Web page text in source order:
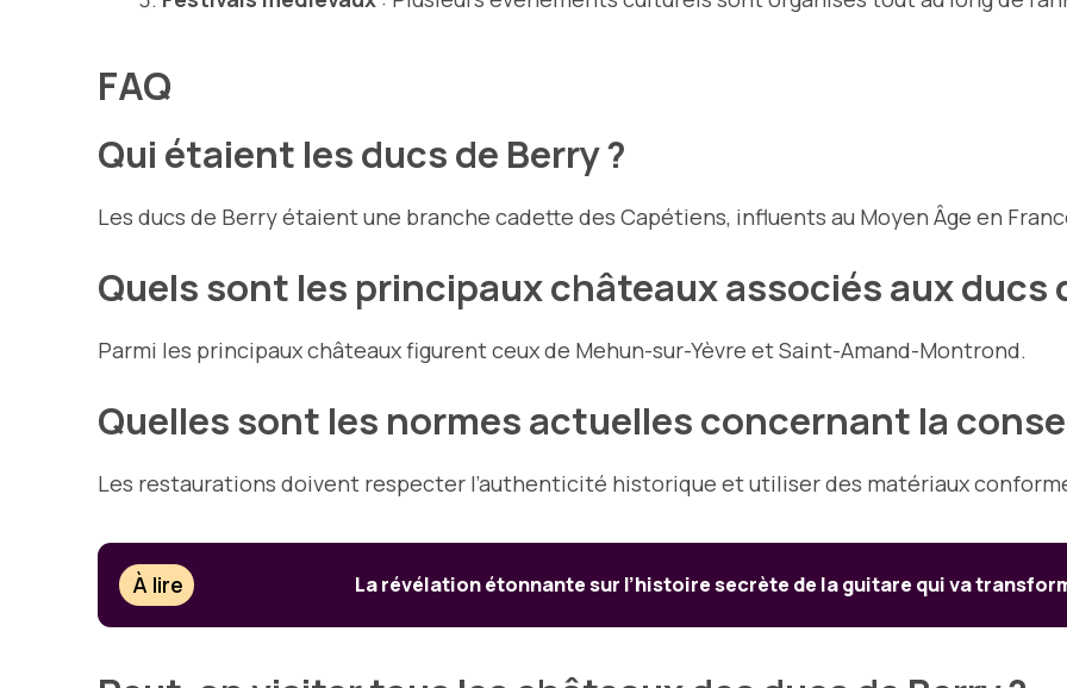
FAQ
Qui étaient les ducs de Berry ?
Les ducs de Berry étaient une branche cadette des Capétiens, influents au Moyen Âge en
Quels sont les principaux châteaux associés aux ducs
Parmi les principaux châteaux figurent ceux de Mehun-sur-Yèvre et Saint-Amand-Montrond.
Quelles sont les normes actuelles concernant la
Les restaurations doivent respecter l’authenticité historique et utiliser des matériaux
À lire La révélation étonnante sur l’histoire secrète de la guitare qui va